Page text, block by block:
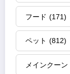
フード (171)
ペット (812)
メインクーン